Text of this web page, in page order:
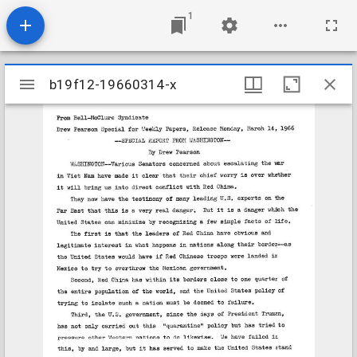
1
Mirador
viewer
b19f12-19660314-x
b19f12-19660314-x